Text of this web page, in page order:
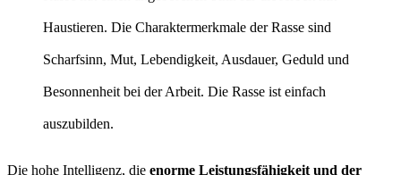
Haustieren. Die Charaktermerkmale der Rasse sind
Scharfsinn, Mut, Lebendigkeit, Ausdauer, Geduld und
Besonnenheit bei der Arbeit. Die Rasse ist einfach
auszubilden.
Die hohe Intelligenz, die enorme Leistungsfähigkeit und der